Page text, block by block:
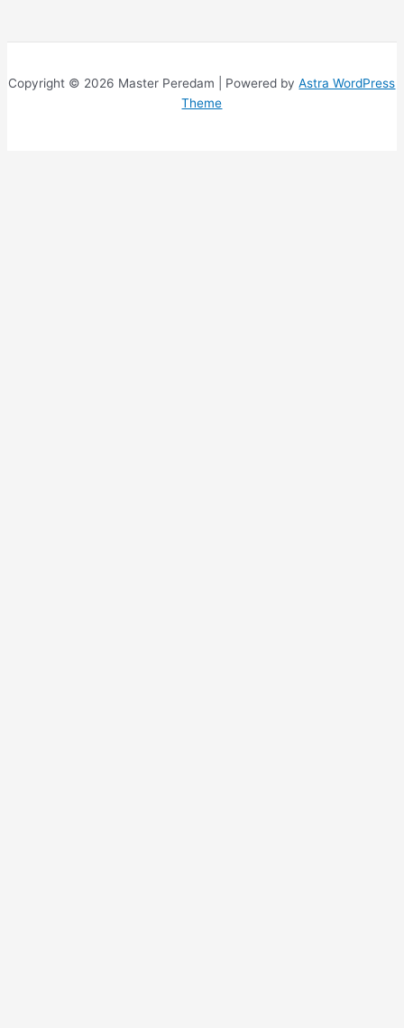
Copyright © 2026 Master Peredam | Powered byAstra WordPress
Theme